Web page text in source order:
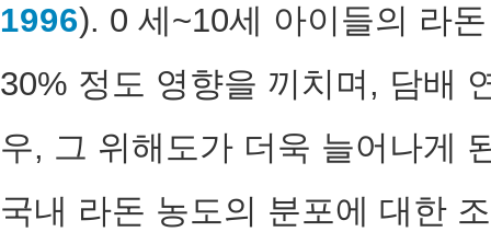
1996). 0 세~10세 아이들의 라
30% 정도 영향을 끼치며, 담배
우, 그 위해도가 더욱 늘어나게
국내 라돈 농도의 분포에 대한